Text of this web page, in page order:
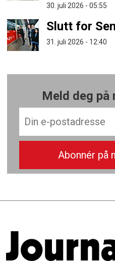
30. juli 2026 - 05:55
Slutt for
31. juli 2026 - 12:40
Meld deg på